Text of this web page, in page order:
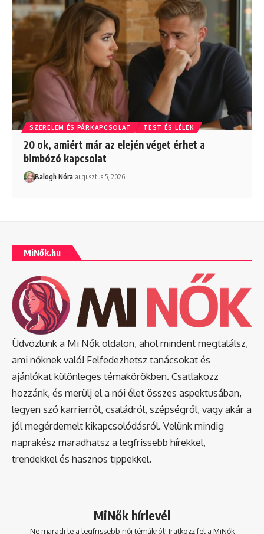
SZERELEM ÉS PÁRKAPCSOLAT TEST ÉS LÉLEK
20 ok, amiért már az elején véget érhet a
bimbózó kapcsolat
Balogh Nóra augusztus 5, 2026
MiNők.hu
Üdvözlünk a Mi Nők oldalon, ahol mindent megtalálsz,
ami nőknek való! Felfedezhetsz tanácsokat és
ajánlókat különleges témakörökben. Csatlakozz
hozzánk, és merülj el a női élet összes aspektusában,
legyen szó karrierről, családról, szépségről, vagy akár a
jól megérdemelt kikapcsolódásról. Velünk mindig
naprakész maradhatsz a legfrissebb hírekkel,
trendekkel és hasznos tippekkel.
MiNők hírlevél
Ne maradj le a legfrissebb női témákról! Iratkozz fel a MiNők